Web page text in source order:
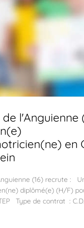
de l'Anguienne
en
(16) recrute :
diplômé(e) (H/F)
Type de contrat :